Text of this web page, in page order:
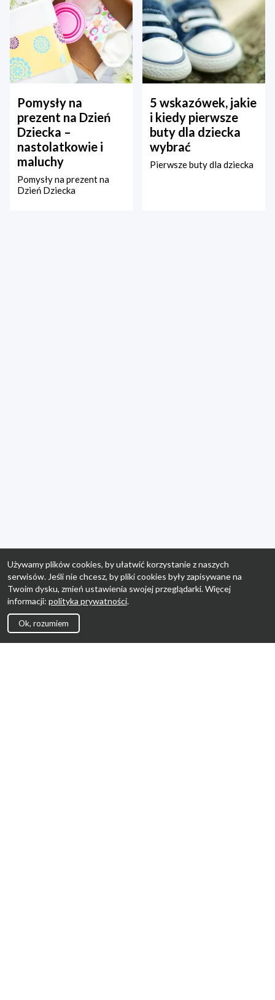
Pomysły na
prezent na Dzień
Dziecka –
nastolatkowie i
maluchy
Pomysły na prezent na
Dzień Dziecka
5 wskazówek, jakie
i kiedy pierwsze
buty dla dziecka
wybrać
Pierwsze buty dla dziecka
Używamy plików cookies, by ułatwić korzystanie z naszych
serwisów. Jeśli nie chcesz, by pliki cookies były zapisywane na
Twoim dysku, zmień ustawienia swojej przeglądarki. Więcej
informacji: polityka prywatności.
Ok, rozumiem